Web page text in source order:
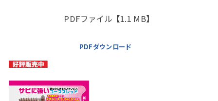
PDFファイル【1.1 MB】
PDFダウンロード